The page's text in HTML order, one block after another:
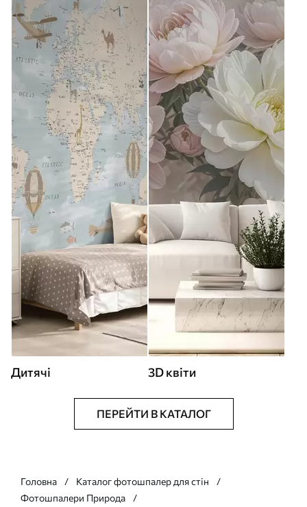
Дитячі 3D квіти
ПЕРЕЙТИ В КАТАЛОГ
Головна
Каталог фотошпалер для стін
Фотошпалери Природа